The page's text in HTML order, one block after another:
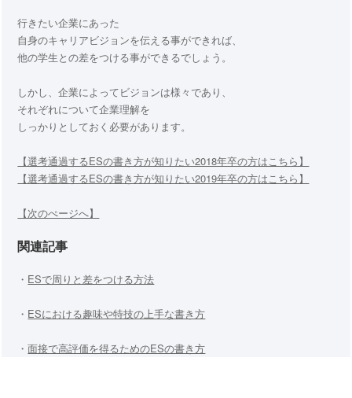
行きたい企業にあった
自身のキャリアビジョンを伝える事ができれば、
他の学生との差をつける事ができるでしょう。
しかし、企業によってビジョンは様々であり、
それぞれについて企業理解を
しっかりとしておく必要があります。
【選考通過するESの書き方が知りたい2018年卒の方はこちら】
【選考通過するESの書き方が知りたい2019年卒の方はこちら】
【次のぺージへ】
関連記事
・ ESで周りと差をつける方法
・ ESにおける趣味や特技の上手な書き方
・面接で高評価を得るためのESの書き方